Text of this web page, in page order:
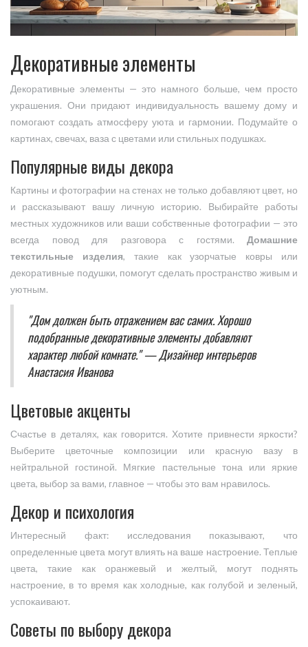
Декоративные элементы
Декоративные элементы — это намного больше, чем просто
украшения. Они придают индивидуальность вашему дому и
помогают создать атмосферу уюта и гармонии. Подумайте о
картинах, свечах, ваза с цветами или стильных подушках.
Популярные виды декора
Картины и фотографии на стенах не только добавляют цвет, но
и рассказывают вашу личную историю. Выбирайте работы
местных художников или ваши собственные фотографии — это
всегда повод для разговора с гостями. Домашние
текстильные изделия, такие как узорчатые ковры или
декоративные подушки, помогут сделать пространство живым и
уютным.
"Дом должен быть отражением вас самих. Хорошо
подобранные декоративные элементы добавляют
характер любой комнате." — Дизайнер интерьеров
Анастасия Иванова
Цветовые акценты
Счастье в деталях, как говорится. Хотите привнести яркости?
Выберите цветочные композиции или красную вазу в
нейтральной гостиной. Мягкие пастельные тона или яркие
цвета, выбор за вами, главное — чтобы это вам нравилось.
Декор и психология
Интересный факт: исследования показывают, что
определенные цвета могут влиять на ваше настроение. Теплые
цвета, такие как оранжевый и желтый, могут поднять
настроение, в то время как холодные, как голубой и зеленый,
успокаивают.
Советы по выбору декора